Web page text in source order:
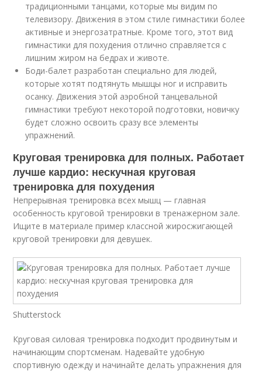
традиционными танцами, которые мы видим по
телевизору. Движения в этом стиле гимнастики более
активные и энергозатратные. Кроме того, этот вид
гимнастики для похудения отлично справляется с
лишним жиром на бедрах и животе.
Боди-балет разработан специально для людей,
которые хотят подтянуть мышцы ног и исправить
осанку. Движения этой аэробной танцевальной
гимнастики требуют некоторой подготовки, новичку
будет сложно освоить сразу все элементы
упражнений.
Круговая тренировка для полных. Работает
лучше кардио: нескучная круговая
тренировка для похудения
Непрерывная тренировка всех мышц — главная
особенность круговой тренировки в тренажерном зале.
Ищите в материале пример классной жиросжигающей
круговой тренировки для девушек.
Shutterstock
Круговая силовая тренировка подходит продвинутым и
начинающим спортсменам. Надевайте удобную
спортивную одежду и начинайте делать упражнения для